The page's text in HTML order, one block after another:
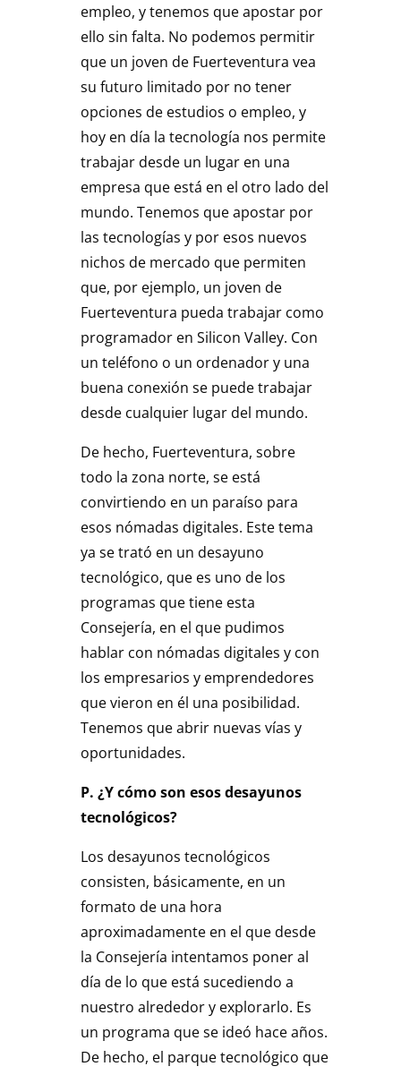
empleo, y tenemos que apostar por
ello sin falta. No podemos permitir
que un joven de Fuerteventura vea
su futuro limitado por no tener
opciones de estudios o empleo, y
hoy en día la tecnología nos permite
trabajar desde un lugar en una
empresa que está en el otro lado del
mundo. Tenemos que apostar por
las tecnologías y por esos nuevos
nichos de mercado que permiten
que, por ejemplo, un joven de
Fuerteventura pueda trabajar como
programador en Silicon Valley. Con
un teléfono o un ordenador y una
buena conexión se puede trabajar
desde cualquier lugar del mundo.
De hecho, Fuerteventura, sobre
todo la zona norte, se está
convirtiendo en un paraíso para
esos nómadas digitales. Este tema
ya se trató en un desayuno
tecnológico, que es uno de los
programas que tiene esta
Consejería, en el que pudimos
hablar con nómadas digitales y con
los empresarios y emprendedores
que vieron en él una posibilidad.
Tenemos que abrir nuevas vías y
oportunidades.
P. ¿Y cómo son esos desayunos
tecnológicos?
Los desayunos tecnológicos
consisten, básicamente, en un
formato de una hora
aproximadamente en el que desde
la Consejería intentamos poner al
día de lo que está sucediendo a
nuestro alrededor y explorarlo. Es
un programa que se ideó hace años.
De hecho, el parque tecnológico que